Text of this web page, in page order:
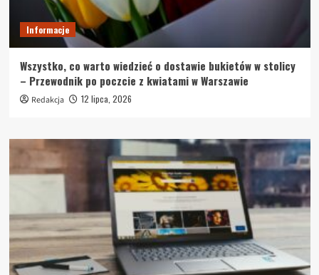
Informacje
Wszystko, co warto wiedzieć o dostawie bukietów w stolicy
– Przewodnik po poczcie z kwiatami w Warszawie
Redakcja 12 lipca, 2026